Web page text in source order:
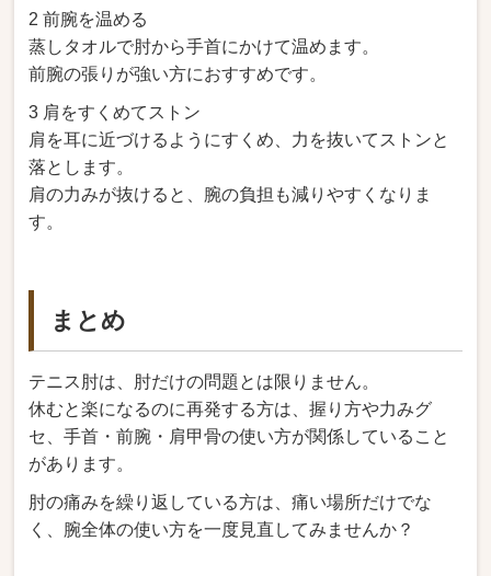
2 前腕を温める
蒸しタオルで肘から手首にかけて温めます。
前腕の張りが強い方におすすめです。
3 肩をすくめてストン
肩を耳に近づけるようにすくめ、力を抜いてストンと
落とします。
肩の力みが抜けると、腕の負担も減りやすくなりま
す。
まとめ
テニス肘は、肘だけの問題とは限りません。
休むと楽になるのに再発する方は、握り方や力みグ
セ、手首・前腕・肩甲骨の使い方が関係していること
があります。
肘の痛みを繰り返している方は、痛い場所だけでな
く、腕全体の使い方を一度見直してみませんか？